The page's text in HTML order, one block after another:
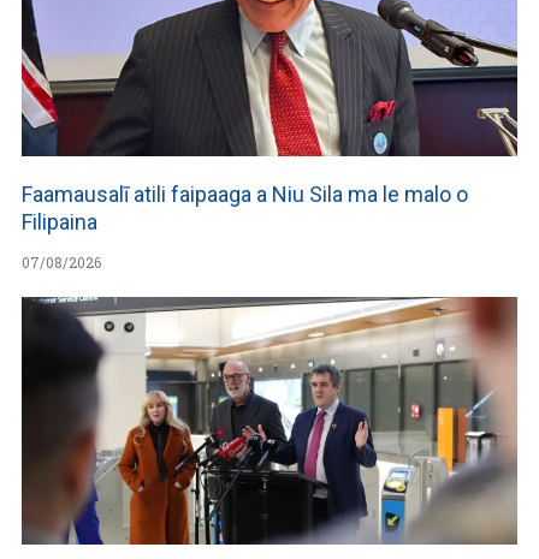
Faamausalī atili faipaaga a Niu Sila ma le malo o
Filipaina
07/08/2026